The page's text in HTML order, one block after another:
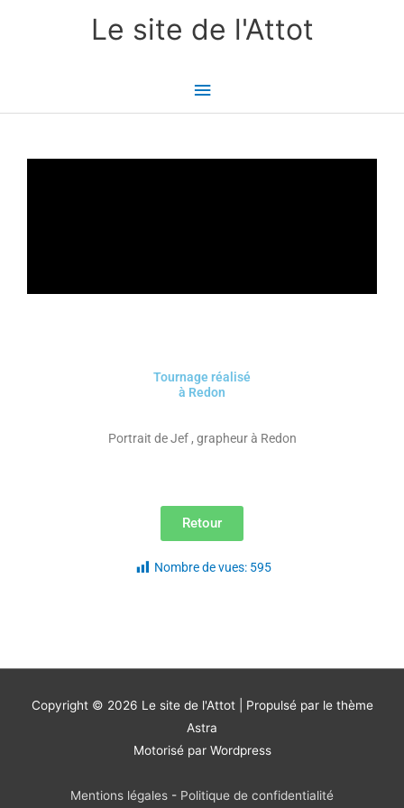
Le site de l'Attot
Menu
Tournage réalisé
à Redon
Portrait de Jef , grapheur à Redon
Retour
Nombre de vues: 595
Copyright © 2026 Le site de l'Attot| Propulsé par le thème
Astra
Motorisé par Wordpress
Mentions légales - Politique de confidentialité